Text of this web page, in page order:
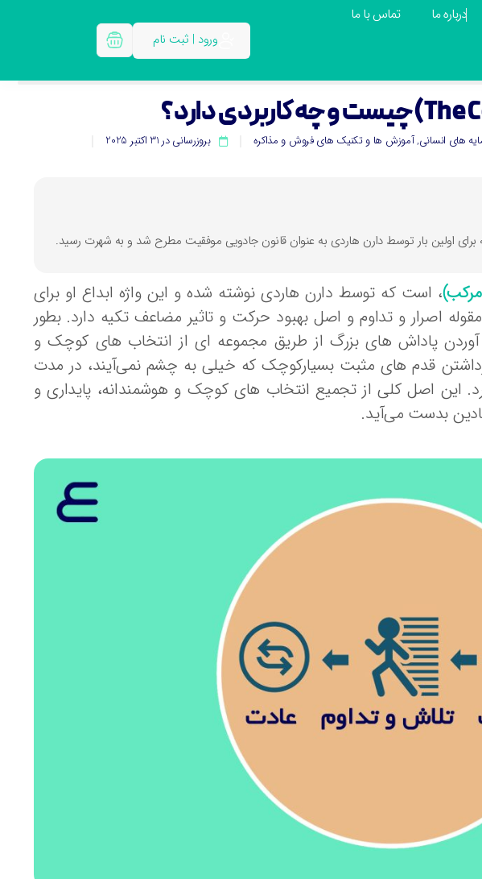
درباره ما تماس با ما
ورود | ثبت نام
های انسانی,آموزش ها و تکنیک های فروش و مذاکره
بروزرسانی در 31 اکتبر 2025
مرکب)، است که توسط دارن هاردی نوشته شده و این واژه ابداع او برای
اصرار و تداوم و اصل بهبود حرکت و تاثیر مضاعف تکیه دارد. بطور
پاداش های بزرگ از طریق مجموعه ای از انتخاب های کوچک و
قدم های مثبت بسیارکوچک که خیلی به چشم نمی‌آیند، در مدت
این اصل کلی از تجمیع انتخاب های کوچک و هوشمندانه، پایداری و
بدست می‌آید.